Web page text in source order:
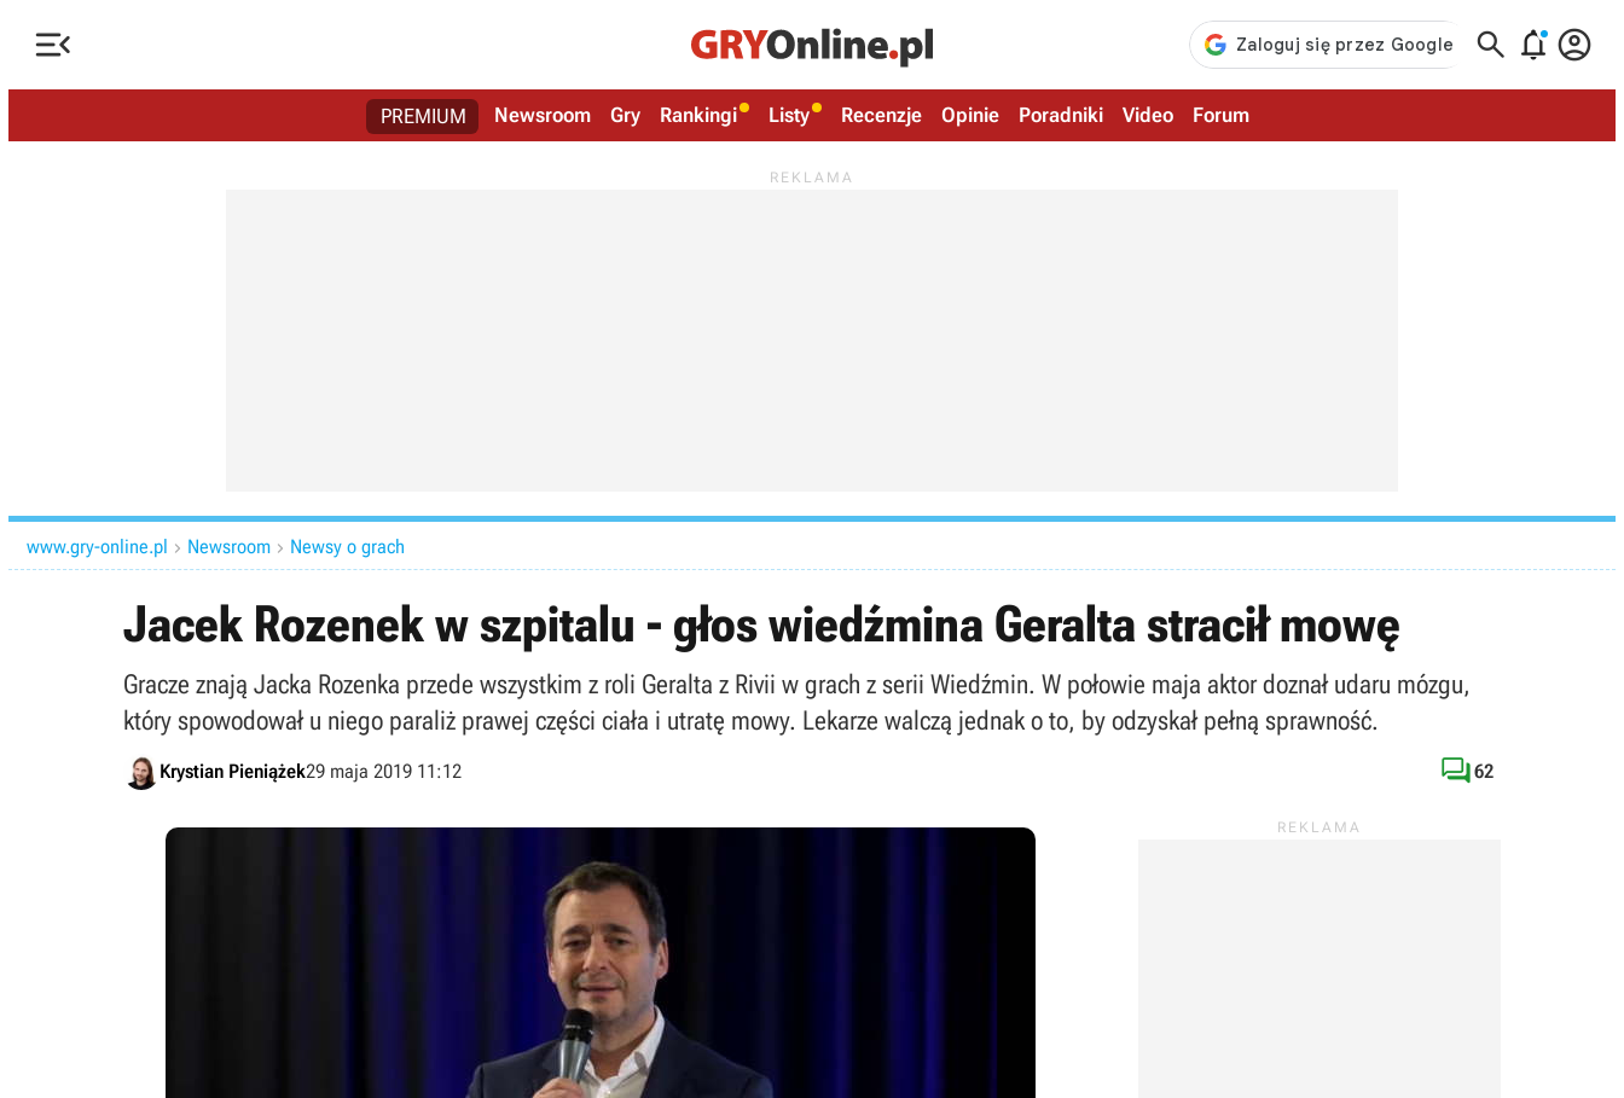
   
PREMIUM Newsroom Gry Rankingi Listy Recenzje Opinie Poradniki Video Forum
www.gry-online.pl  Newsroom  Newsy o grach
Jacek Rozenek w szpitalu - głos wiedźmina Geralta stracił mowę
Gracze znają Jacka Rozenka przede wszystkim z roli Geralta z Rivii w grach z serii Wiedźmin. W połowie maja aktor doznał udaru mózgu,
który spowodował u niego paraliż prawej części ciała i utratę mowy. Lekarze walczą jednak o to, by odzyskał pełną sprawność.
Krystian Pieniążek29 maja 2019 11:12 62